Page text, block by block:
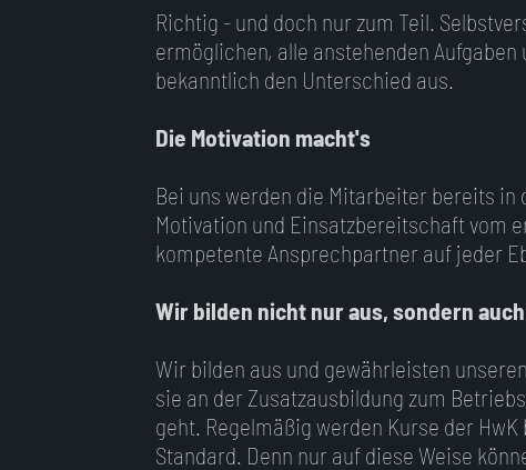
Richtig - und doch nur zum Teil.
ermöglichen, alle anstehenden
bekanntlich den Unterschied aus.
Die Motivation macht's
Bei uns werden die Mitarbeiter bereits
Motivation und Einsatzbereitschaft vom
kompetente Ansprechpartner auf jeder
Wir bilden nicht nur aus, sondern
Wir bilden aus und gewährleisten
sie an der Zusatzausbildung zum
geht. Regelmäßig werden Kurse der
Standard. Denn nur auf diese Weise